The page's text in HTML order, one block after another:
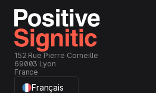
152 Rue Pierre Corneille
69003 Lyon
France
Français